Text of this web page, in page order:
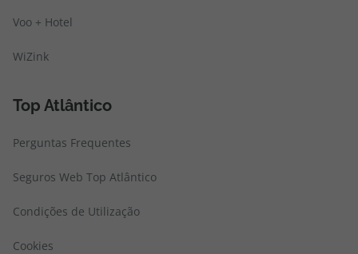
Voo + Hotel
WiZink
Top Atlântico
Perguntas Frequentes
Seguros Web Top Atlântico
Condições de Utilização
Cookies